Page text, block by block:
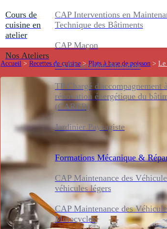
Cours de
cuisine en
atelier
Nos Ateliers
CAP Interventions en
Technique des Bâtiments
CAP Maçon
CAP Carreleur Mosaïste
TP Chargé d'accompagnement
rénovation énergétique du
(CAREB)
Jardinier Paysagiste
Formations Mécanique &
CAP Maintenance des
véhicules légers
CAP Maintenance des
Motocycles
Accueil > Recettes de cuisine > Plats à base de poisson > Le